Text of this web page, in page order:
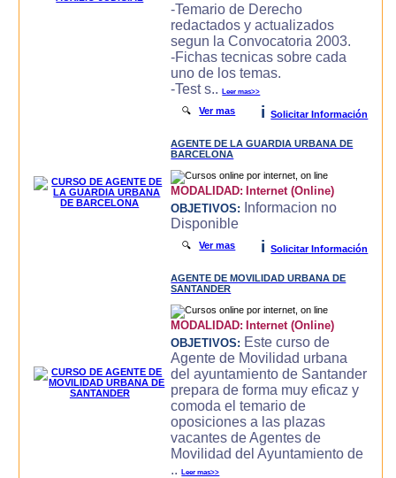
-Temario de Derecho
redactados y actualizados
segun la Convocatoria 2003.
-Fichas tecnicas sobre cada
uno de los temas.
-Test s..Leer mas>>
🔍Ver mas i Solicitar Información
AGENTE DE LA GUARDIA URBANA DE
BARCELONA
MODALIDAD: Internet (Online)
OBJETIVOS:
Informacion no
Disponible
🔍Ver mas i Solicitar Información
AGENTE DE MOVILIDAD URBANA DE
SANTANDER
MODALIDAD: Internet (Online)
OBJETIVOS: Este curso de
Agente de Movilidad urbana
del ayuntamiento de Santander
prepara de forma muy eficaz y
comoda el temario de
oposiciones a las plazas
vacantes de Agentes de
Movilidad del Ayuntamiento de
..Leer mas>>